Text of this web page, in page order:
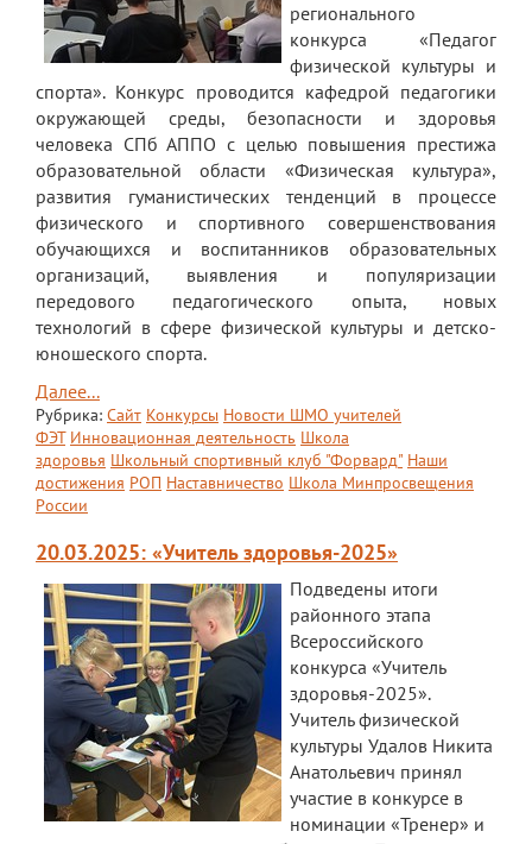
Платные образовательные услуги
Финансово-хозяйственная деятельность
Вакантные места для приема (перевода)
обучающихся
Стипендия и меры поддержки
обучающихся
Международное сотрудничество
Организация питания в лицее
О лицее
Визитная карточка
Учительская
Контакты и местонахождение
Экскурсии по лицею
Материально-техническая база
Платные образовательные услуги
История лицея
Документы
Антимонопольный комплаенс
Уставные документы
регионального
конкурса «Педагог
физической культуры и
спорта». Конкурс проводится кафедрой педагогики
окружающей среды, безопасности и здоровья
человека СПб АППО с целью повышения престижа
образовательной области «Физическая культура»,
развития гуманистических тенденций в процессе
физического и спортивного совершенствования
обучающихся и воспитанников образовательных
организаций, выявления и популяризации
передового педагогического опыта, новых
технологий в сфере физической культуры и детско-
юношеского спорта.
Далее...
Рубрика: Сайт Конкурсы Новости ШМО учителей
ФЭТ Инновационная деятельность Школа
здоровья Школьный спортивный клуб "Форвард" Наши
достижения РОП Наставничество Школа Минпросвещения
России
20.03.2025: «Учитель здоровья-2025»
Подведены итоги
районного этапа
Всероссийского
конкурса «Учитель
здоровья-2025».
Учитель физической
культуры Удалов Никита
Анатольевич принял
участие в конкурсе в
номинации «Тренер» и